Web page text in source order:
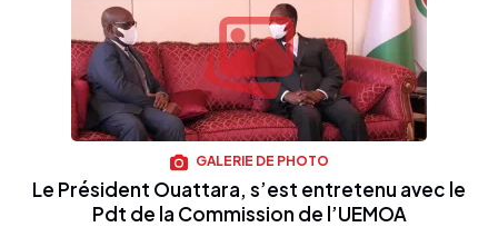
GALERIE DE PHOTO
Le Président Ouattara, s’est entretenu avec le
Pdt de la Commission de l’UEMOA